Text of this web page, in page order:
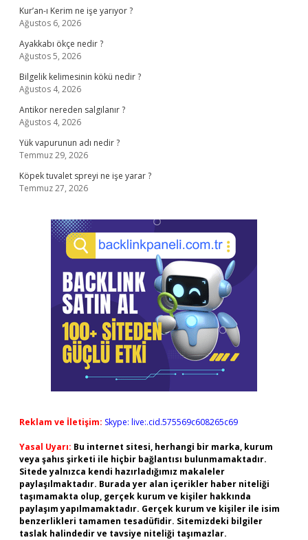
Kur’an-ı Kerim ne işe yarıyor ?
Ağustos 6, 2026
Ayakkabı ökçe nedir ?
Ağustos 5, 2026
Bilgelik kelimesinin kökü nedir ?
Ağustos 4, 2026
Antikor nereden salgılanır ?
Ağustos 4, 2026
Yük vapurunun adı nedir ?
Temmuz 29, 2026
Köpek tuvalet spreyi ne işe yarar ?
Temmuz 27, 2026
Reklam ve İletişim: Skype: live:.cid.575569c608265c69
Yasal Uyarı: Bu internet sitesi, herhangi bir marka, kurum
veya şahıs şirketi ile hiçbir bağlantısı bulunmamaktadır.
Sitede yalnızca kendi hazırladığımız makaleler
paylaşılmaktadır. Burada yer alan içerikler haber niteliği
taşımamakta olup, gerçek kurum ve kişiler hakkında
paylaşım yapılmamaktadır. Gerçek kurum ve kişiler ile isim
benzerlikleri tamamen tesadüfidir. Sitemizdeki bilgiler
taslak halindedir ve tavsiye niteliği taşımazlar.